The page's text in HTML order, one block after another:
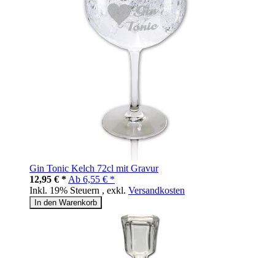
Gin Tonic Kelch 72cl mit Gravur
12,95 € * Ab 6,55 € *
Inkl. 19% Steuern , exkl. Versandkosten
In den Warenkorb